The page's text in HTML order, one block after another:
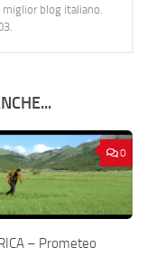
blog italiano.
0
– Prometeo